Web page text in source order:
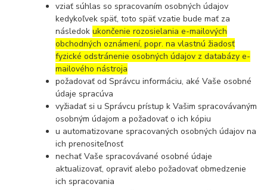
vziať súhlas so spracovaním osobných údajov
kedykoľvek späť, toto späť vzatie bude mať za
následokukončenie rozosielania e-mailových
obchodných oznámení, popr. na vlastnú žiadosť
fyzické odstránenie osobných údajov z databázy e-
mailového nástroja
požadovať od Správcu informáciu, aké Vaše osobné
údaje spracúva
vyžiadať si u Správcu prístup k Vašim spracovávaným
osobným údajom a požadovať o ich kópiu
u automatizovane spracovaných osobných údajov na
ich prenositeľnosť
nechať Vaše spracovávané osobné údaje
aktualizovať, opraviť alebo požadovať obmedzenie
ich spracovania